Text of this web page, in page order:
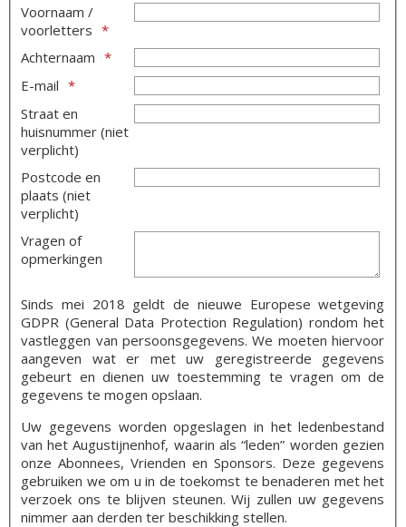
Voornaam /
voorletters
Achternaam
E-mail
Straat en
huisnummer (niet
verplicht)
Postcode en
plaats (niet
verplicht)
Vragen of
opmerkingen
Sinds mei 2018 geldt de nieuwe Europese wetgeving
GDPR (General Data Protection Regulation) rondom het
vastleggen van persoonsgegevens. We moeten hiervoor
aangeven wat er met uw geregistreerde gegevens
gebeurt en dienen uw toestemming te vragen om de
gegevens te mogen opslaan.
Uw gegevens worden opgeslagen in het ledenbestand
van het Augustijnenhof, waarin als “leden” worden gezien
onze Abonnees, Vrienden en Sponsors. Deze gegevens
gebruiken we om u in de toekomst te benaderen met het
verzoek ons te blijven steunen. Wij zullen uw gegevens
nimmer aan derden ter beschikking stellen.